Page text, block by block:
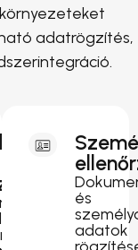
adatrögzítés,
és
adatok